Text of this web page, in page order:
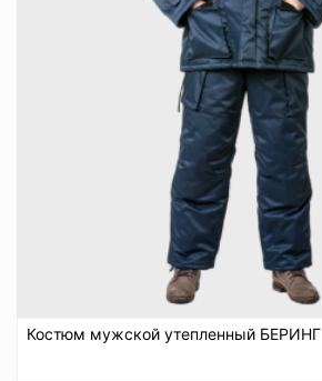
Костюм мужской утепленный БЕРИНГ